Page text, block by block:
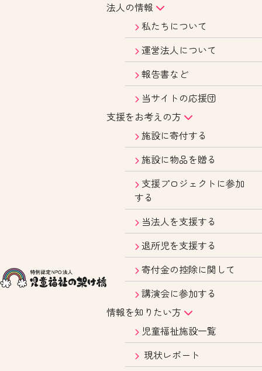
法人の情報
私たちについて
運営法人について
報告書など
当サイトの応援団
支援をお考えの方
施設に寄付する
施設に物品を贈る
支援プロジェクトに参加
する
当法人を支援する
退所児を支援する
寄付金の控除に関して
講演会に参加する
情報を知りたい方
児童福祉施設一覧
現状レポート